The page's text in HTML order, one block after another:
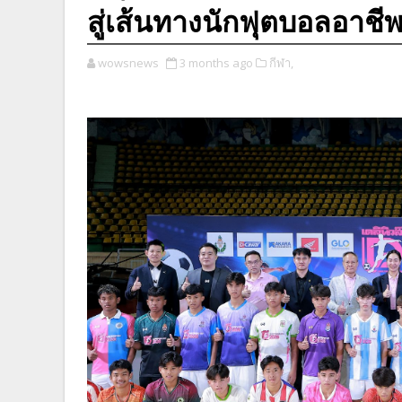
สู่เส้นทางนักฟุตบอลอาชีพ
wowsnews 3 months ago กีฬา,